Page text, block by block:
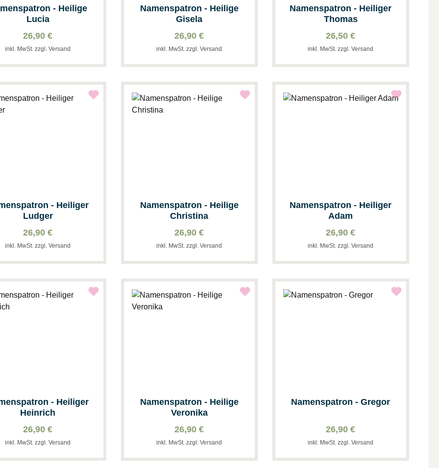
- Heilige
Lucia
26,90 €
inkl. MwSt. zzgl. Versand
Namenspatron - Heilige
Gisela
26,90 €
inkl. MwSt. zzgl. Versand
Namenspatron - Heiliger
Thomas
26,50 €
inkl. MwSt. zzgl. Versand
- Heiliger
Ludger
26,90 €
inkl. MwSt. zzgl. Versand
Namenspatron - Heilige
Christina
26,90 €
inkl. MwSt. zzgl. Versand
Namenspatron - Heiliger
Adam
26,90 €
inkl. MwSt. zzgl. Versand
- Heiliger
Heinrich
26,90 €
inkl. MwSt. zzgl. Versand
Namenspatron - Heilige
Veronika
26,90 €
inkl. MwSt. zzgl. Versand
Namenspatron - Gregor
26,90 €
inkl. MwSt. zzgl. Versand